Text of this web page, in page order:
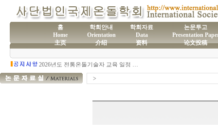
홈
Home
主页
학회안내
Orientation
介绍
학회자료
Data
资料
논문투고
Presentation
论文投稿
(사)국제온돌학회 연간 기부금 모금액 및 활용실적 명세서
2026년도 전통온돌기술자 교육 일정 안내
제60차 전통온돌기술자 교육 모집
제59차 전통온돌기술자 1,2급 교육과정 모집 안내
>